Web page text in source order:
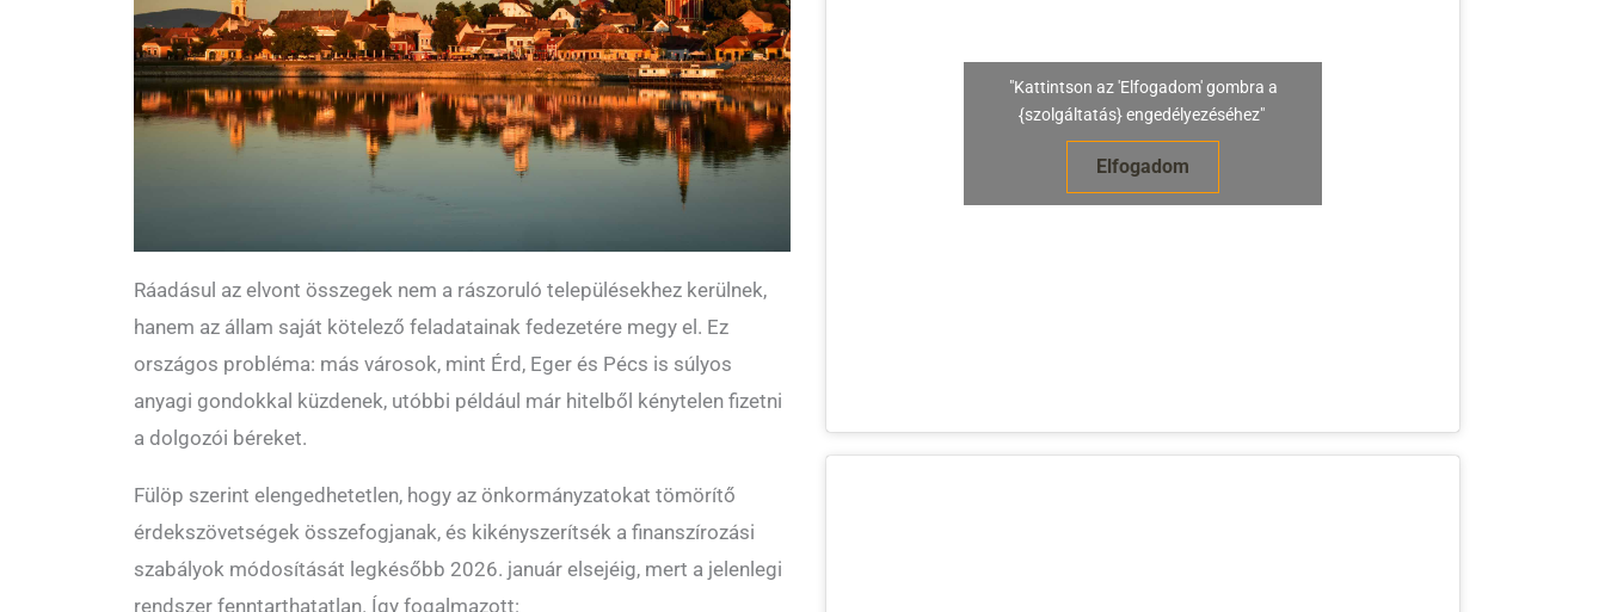
Ráadásul az elvont összegek nem a rászoruló településekhez kerülnek,
hanem az állam saját kötelező feladatainak fedezetére megy el. Ez
országos probléma: más városok, mint Érd, Eger és Pécs is súlyos
anyagi gondokkal küzdenek, utóbbi például már hitelből kénytelen fizetni
a dolgozói béreket.
Fülöp szerint elengedhetetlen, hogy az önkormányzatokat tömörítő
érdekszövetségek összefogjanak, és kikényszerítsék a finanszírozási
szabályok módosítását legkésőbb 2026. január elsejéig, mert a jelenlegi
rendszer fenntarthatatlan. Így fogalmazott:
"Kattintson az 'Elfogadom' gombra a
{szolgáltatás} engedélyezéséhez"
Elfogadom